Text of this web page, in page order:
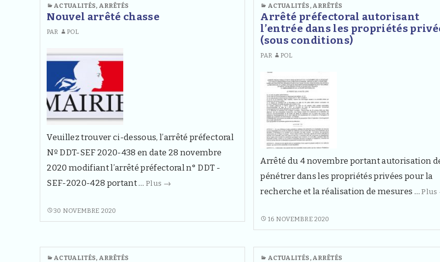
VERTS
ET
du
masque
en
Haute-
DU
MASQUE
EN
HAUTE-
ACTUALITÉS, ARRÊTÉS
Nouvel arrêté chasse
PAR POL
Veuillez trouver ci-dessous, l’arrêté préfectoral
Nº DDT-SEF 2020-438 en date 28 novembre
2020 modifiant l’arrêté préfectoral n° DDT -
SEF-2020-428 portant …Plus Nouvel
→
NOUVEL
ARRÊTÉ
30 NOVEMBRE 2020
ACTUALITÉS , ARRÊTÉS
Arrêté préfectoral autorisant
l’entrée dans les propriétés
(sous conditions)
PAR POL
Arrêté du 4 novembre portant autorisation
pénétrer dans les propriétés privées pour la
recherche et la réalisation de mesures …Plus
ARRÊTÉ
PRÉFECTORAL
16 NOVEMBRE 2020
ACTUALITÉS, ARRÊTÉS ACTUALITÉS , ARRÊTÉS